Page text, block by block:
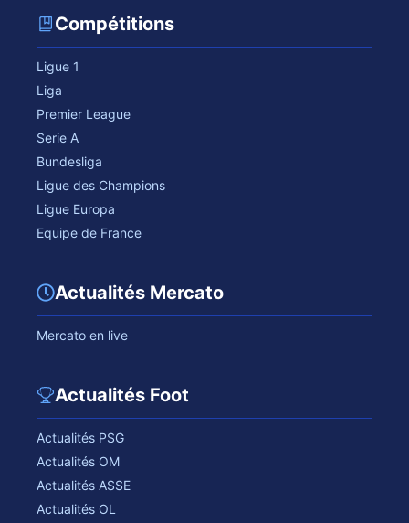
Compétitions
Ligue 1
Liga
Premier League
Serie A
Bundesliga
Ligue des Champions
Ligue Europa
Equipe de France
Actualités Mercato
Mercato en live
Actualités Foot
Actualités PSG
Actualités OM
Actualités ASSE
Actualités OL